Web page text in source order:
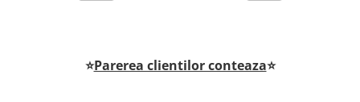
Varsta recomandata:
⭐Parerea clientilor conteaza⭐